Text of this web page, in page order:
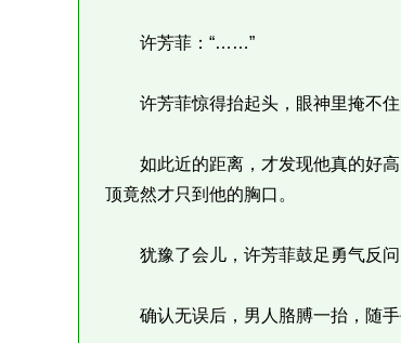
许芳菲：“……”
许芳菲惊得抬起头，眼神里掩不住
如此近的距离，才发现他真的好高
顶竟然才只到他的胸口。
犹豫了会儿，许芳菲鼓足勇气反问
确认无误后，男人胳膊一抬，随手